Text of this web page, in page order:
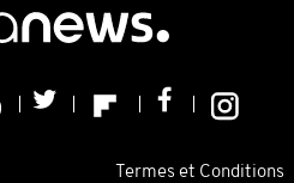
Termes et Conditions